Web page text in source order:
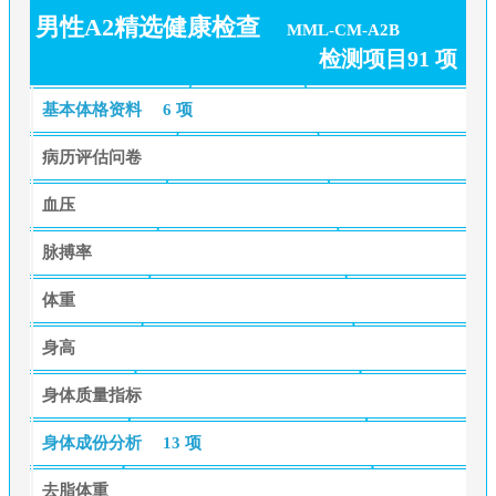
男性A2精选健康检查 MML-CM-A2B
检测项目91 项
基本体格资料 6 项
病历评估问卷
血压
脉搏率
体重
身高
身体质量指标
身体成份分析 13 项
去脂体重